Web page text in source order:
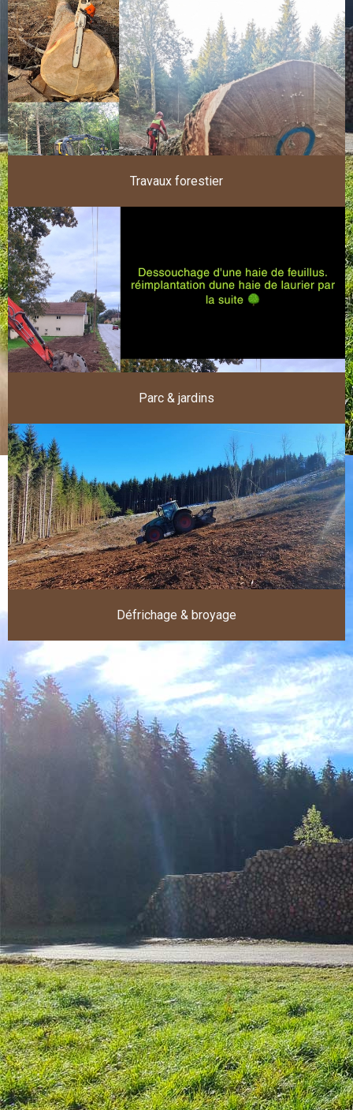
Travaux forestier
Parc & jardins
Défrichage & broyage